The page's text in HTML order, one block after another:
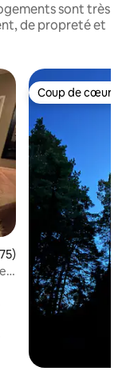
sont très
de propreté et
moyenne sur la
Coup de cœur
Coup de cœur